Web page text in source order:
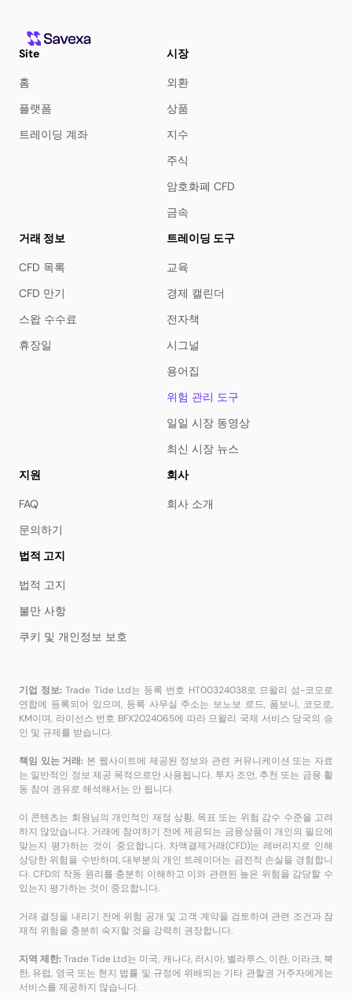
Site
홈
플랫폼
트레이딩 계좌
시장
외환
상품
지수
주식
암호화폐 CFD
금속
거래 정보
CFD 목록
CFD 만기
스왑 수수료
휴장일
트레이딩 도구
교육
경제 캘린더
전자책
시그널
용어집
위험 관리 도구
일일 시장 동영상
최신 시장 뉴스
지원
FAQ
문의하기
회사
회사 소개
법적 고지
법적 고지
불만 사항
쿠키 및 개인정보 보호
기업 정보: Trade Tide Ltd는 등록 번호 HT00324038로 므왈리 섬-코모로
연합에 등록되어 있으며, 등록 사무실 주소는 보노보 로드, 폼보니, 코모로,
KM이며, 라이선스 번호 BFX2024065에 따라 므왈리 국제 서비스 당국의 승
인 및 규제를 받습니다.
책임 있는 거래: 본 웹사이트에 제공된 정보와 관련 커뮤니케이션 또는 자료
는 일반적인 정보 제공 목적으로만 사용됩니다. 투자 조언, 추천 또는 금융 활
동 참여 권유로 해석해서는 안 됩니다.
이 콘텐츠는 회원님의 개인적인 재정 상황, 목표 또는 위험 감수 수준을 고려
하지 않았습니다. 거래에 참여하기 전에 제공되는 금융상품이 개인의 필요에
맞는지 평가하는 것이 중요합니다. 차액결제거래(CFD)는 레버리지로 인해
상당한 위험을 수반하며, 대부분의 개인 트레이더는 금전적 손실을 경험합니
다. CFD의 작동 원리를 충분히 이해하고 이와 관련된 높은 위험을 감당할 수
있는지 평가하는 것이 중요합니다.
거래 결정을 내리기 전에 위험 공개 및 고객 계약을 검토하여 관련 조건과 잠
재적 위험을 충분히 숙지할 것을 강력히 권장합니다.
지역 제한:Trade Tide Ltd는 미국, 캐나다, 러시아, 벨라루스, 이란, 이라크, 북
한, 유럽, 영국 또는 현지 법률 및 규정에 위배되는 기타 관할권 거주자에게는
서비스를 제공하지 않습니다.